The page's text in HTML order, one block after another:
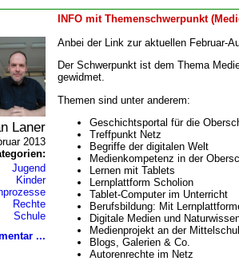
INFO mit Themenschwerpunkt
Laner
2013
Jugend
Kinder
Rechte
Schule
...
Anbei der Link zur aktuellen Februar-
Der Schwerpunkt ist dem Thema
gewidmet.
Themen sind unter anderem:
Geschichtsportal für die
Treffpunkt Netz
Begriffe der digitalen Welt
Medienkompetenz in der
Lernen mit Tablets
Lernplattform Scholion
Tablet-Computer im Unterricht
Berufsbildung: Mit
Digitale Medien und
Medienprojekt an der
Blogs, Galerien & Co.
Autorenrechte im Netz